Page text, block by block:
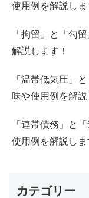
使用例を解説しま
「拘留」と「勾
解説します！
「温帯低気圧」
味や使用例を解説
「連帯債務」と
使用例を解説しま
カテゴリー